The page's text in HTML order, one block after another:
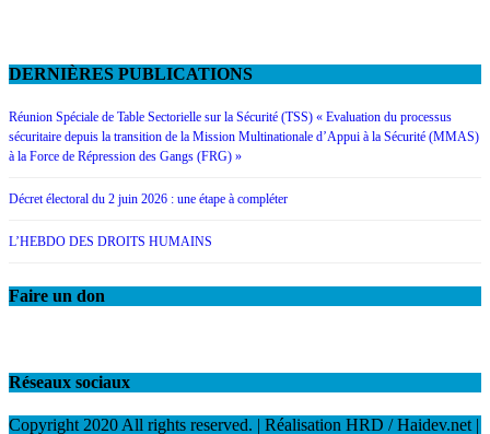
DERNIÈRES PUBLICATIONS
Réunion Spéciale de Table Sectorielle sur la Sécurité (TSS) « Evaluation du processus
sécuritaire depuis la transition de la Mission Multinationale d’Appui à la Sécurité (MMAS)
à la Force de Répression des Gangs (FRG) »
Décret électoral du 2 juin 2026 : une étape à compléter
L’HEBDO DES DROITS HUMAINS
Faire un don
Réseaux sociaux
Copyright 2020 All rights reserved. | Réalisation HRD / Haidev.net |